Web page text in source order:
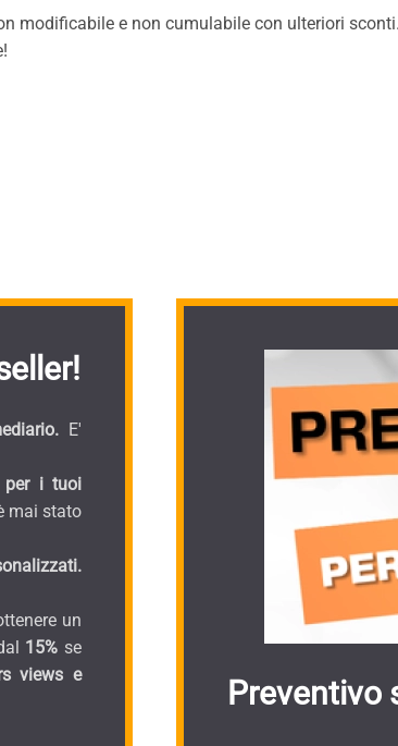
modificabile e non cumulabile con ulteriori
E'
per i tuoi
mai stato
un
15% se
views e
Preventivo